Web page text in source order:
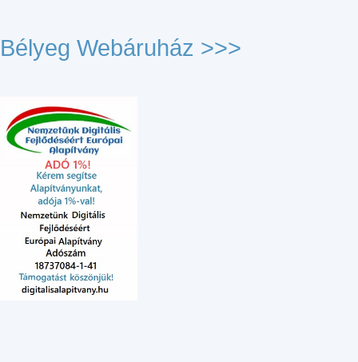
Bélyeg Webáruház >>>